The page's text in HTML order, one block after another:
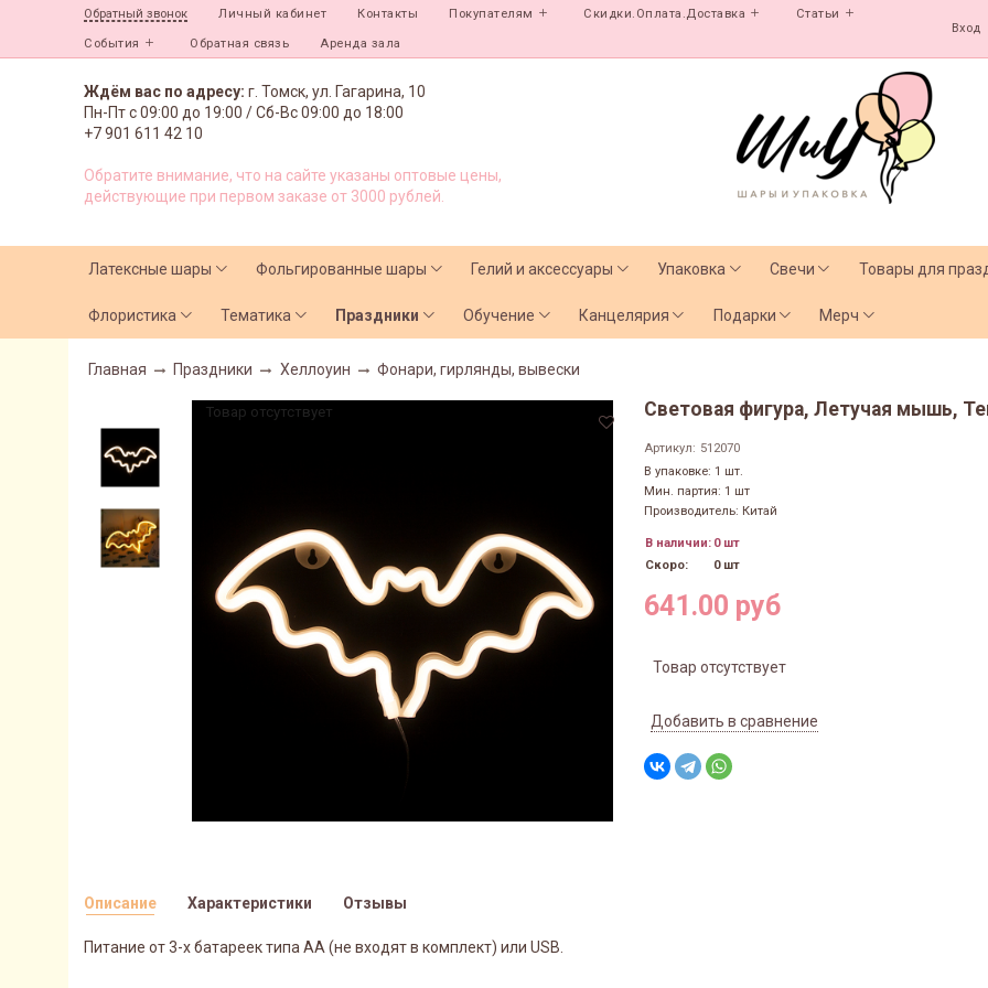
Обратный звонок Личный кабинет Контакты Покупателям Скидки.Оплата.Доставка Статьи
События Обратная связь Аренда зала
Вход
Ждём вас по адресу: г. Томск, ул. Гагарина, 10
Пн-Пт с09:00 до 19:00 /Сб-Вс 09:00 до 18:00
+7 901 611 42 10
Обратите внимание, что на сайте указаны оптовые цены,
действующие при первом заказе от 3000 рублей.
Латексные шары Фольгированные шары Гелий и аксессуары Упаковка Свечи Товары для
Флористика Тематика Праздники Обучение Канцелярия Подарки Мерч
Главная Праздники Хеллоуин Фонари, гирлянды, вывески
Товар отсутствует Световая фигура, Летучая мышь,
Артикул: 512070
В упаковке: 1 шт.
Мин. партия: 1 шт
Производитель: Китай
В наличии: 0 шт
Скоро:
0 шт
641.00 руб
Товар отсутствует
Добавить в сравнение
Описание
Питание от 3-х батареек типа АА (не входят в комплект) или USB.
Характеристики Отзывы